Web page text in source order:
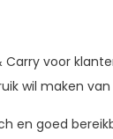
voor
wil maken
en goed